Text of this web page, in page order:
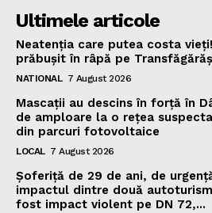
Ultimele articole
Neatenția care putea costa
prăbușit în râpă pe
NATIONAL 7 August 2026
Mascații au descins în forță în
de amploare la o rețea
din parcuri fotovoltaice
LOCAL 7 August 2026
Șoferiță de 29 de ani, de
impactul dintre două
fost impact violent pe DN 72,...